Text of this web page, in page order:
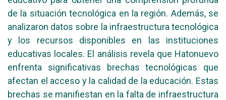
de la situación tecnológica en la región. Además, se
analizaron datos sobre la infraestructura tecnológica
y los recursos disponibles en las instituciones
educativas locales. El análisis revela que Hatonuevo
enfrenta significativas brechas tecnológicas que
afectan el acceso y la calidad de la educación. Estas
brechas se manifiestan en la falta de infraestructura